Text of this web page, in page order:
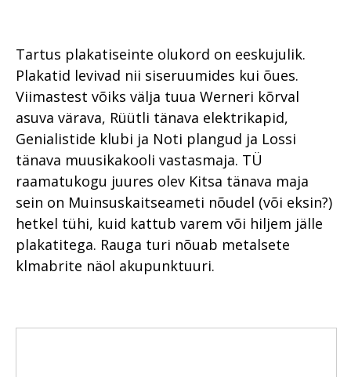
Tartus plakatiseinte olukord on eeskujulik.
Plakatid levivad nii siseruumides kui õues.
Viimastest võiks välja tuua Werneri kõrval
asuva värava, Rüütli tänava elektrikapid,
Genialistide klubi ja Noti plangud ja Lossi
tänava muusikakooli vastasmaja. TÜ
raamatukogu juures olev Kitsa tänava maja
sein on Muinsuskaitseameti nõudel (või eksin?)
hetkel tühi, kuid kattub varem või hiljem jälle
plakatitega. Rauga turi nõuab metalsete
klmabrite näol akupunktuuri.